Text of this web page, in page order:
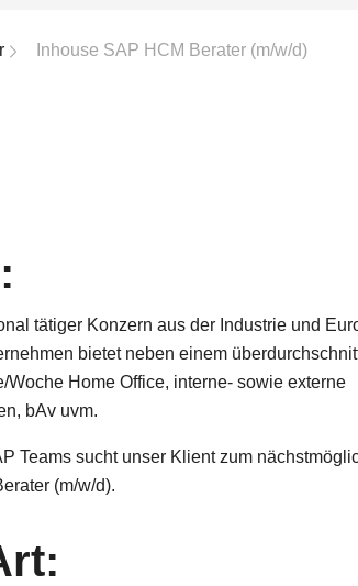
Inhouse SAP HCM Berater (m/w/d)
tätiger Konzern aus der Industrie und
bietet neben einem
Woche Home Office, interne- sowie externe
bAv uvm.
Teams sucht unser Klient zum
(m/w/d).